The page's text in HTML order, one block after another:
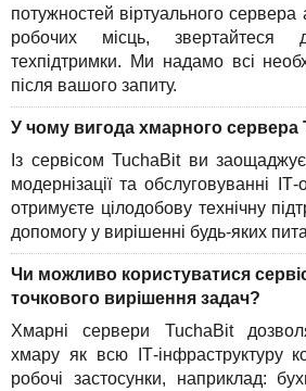
потужностей віртуального
робочих місць,
техпідтримки. Ми надамо всі
після вашого запиту.
У чому вигода хмарного сервера
Із сервісом TuchaBit ви
модернізації та обслуговуванні
отримуєте цілодобову технічну
допомогу у вирішенні будь-яких
Чи можливо користуватися
точкового вирішення задач?
Хмарні сервери TuchaBit
хмару як всю ІТ-інфраструктуру
робочі застосунки, наприклад: